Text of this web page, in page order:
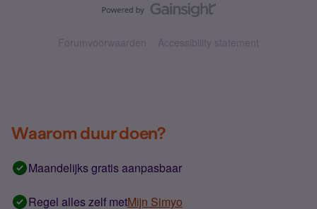
Forumvoorwaarden Accessibility statement
Waarom duur doen?
Maandelijks gratis aanpasbaar
Regel alles zelf metMijn Simyo